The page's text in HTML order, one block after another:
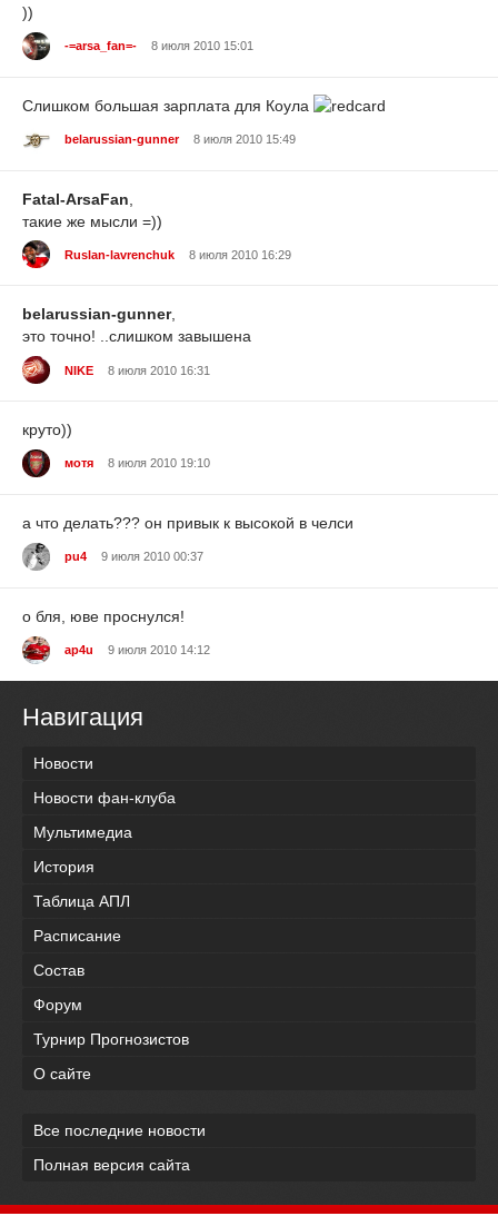
))
-=arsa_fan=- 8 июля 2010 15:01
Слишком большая зарплата для Коула
belarussian-gunner 8 июля 2010 15:49
Fatal-ArsaFan
такие же мысли =))
Ruslan-lavrenchuk 8 июля 2010 16:29
belarussian-gunner,
это точно! ..слишком завышена
NIKE 8 июля 2010 16:31
круто))
мотя 8 июля 2010 19:10
а что делать??? он привык к высокой в челси
pu4 9 июля 2010 00:37
о бля, юве проснулся!
ap4u 9 июля 2010 14:12
Навигация
Новости
Новости фан-клуба
Мультимедиа
История
Таблица АПЛ
Расписание
Состав
Форум
Турнир Прогнозистов
О сайте
Все последние новости
Полная версия сайта